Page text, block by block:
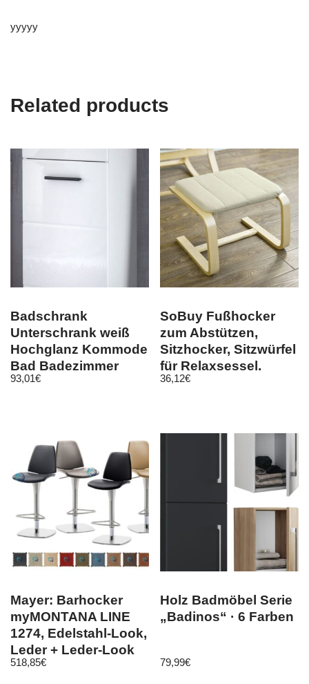
yyyyy
Related products
Badschrank
Unterschrank weiß
Hochglanz Kommode
Bad Badezimmer
Möbel Skin 30 x 80
93,01€
SoBuy Fußhocker
zum Abstützen,
Sitzhocker, Sitzwürfel
für Relaxsessel,
FST38-W
36,12€
Mayer: Barhocker
myMONTANA LINE
1274, Edelstahl-Look,
Leder + Leder-Look
518,85€
Holz Badmöbel Serie
„Badinos“ · 6 Farben
79,99€